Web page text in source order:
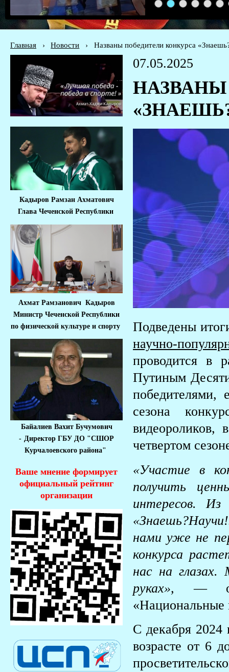
1 2 3 4 5 6
Главная › Новости › Названы победители конкурса
Кадыров Рамзан Ахматович
Глава Чеченской Республики
Ахмат Рамзанович Кадыров
Министр Чеченской Республики
по физической культуре и спорту
Байалиев Вахит Бучумович
- Директор ГБУ ДО "СШОР
Курчалоевского района"
Ваше мнение формирует
официальный рейтинг
организации
07.05.2025
Подведены
научно-
проводится в
Путиным
сезона
четвертом
«Участие в
получить
интересов. Из
нами уже не
конкурса
нас на
руках»,—
С декабря 2024
возрасте от 6